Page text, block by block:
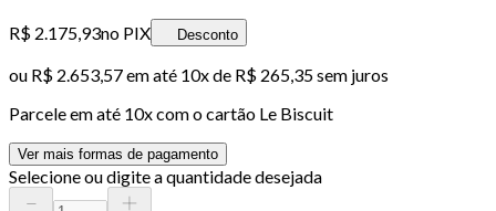
R$ 2.175,93no PIX Desconto
ou R$ 2.653,57em até 10x de R$ 265,35 sem juros
Parcele em até 10x com o cartão Le Biscuit
Ver mais formas de pagamento
Selecione ou digite a quantidade desejada